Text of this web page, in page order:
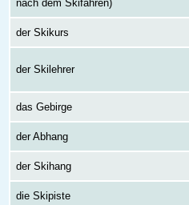
nach dem Skifahren)
der Skikurs
der Skilehrer
das Gebirge
der Abhang
der Skihang
die Skipiste